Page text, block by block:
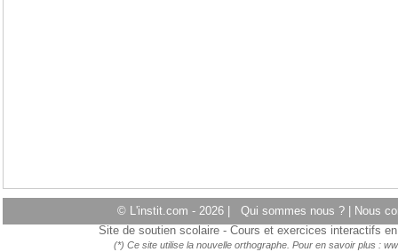
© L'instit.com - 2026 | Qui sommes nous ?
Nous
Site de soutien scolaire - Cours et exercices interactifs
(*) Ce site utilise la nouvelle orthographe. Pour en savoir plus :